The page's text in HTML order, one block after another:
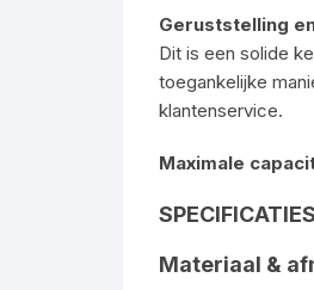
Geruststelling
Dit is een solide
toegankelijke
klantenservice.
Maximale
SPECIFICATIES
Materiaal &